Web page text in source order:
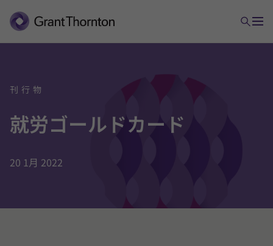
刊行物
就労ゴールドカード
20 1月 2022